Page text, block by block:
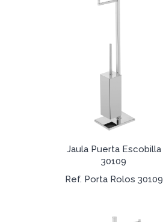
Jaula Puerta Escobilla
30109
Ref. Porta Rolos 30109